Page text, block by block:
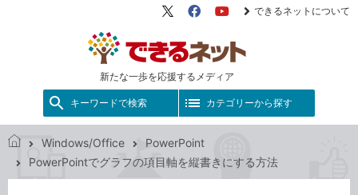
新たな一歩を応援するメディア
X（旧
FacebookYouTube
できるネットについて
キーワードで検索 カテゴリーから探す
で
Windows/Office
PowerPoint
PowerPointでグラフの項目軸を縦書きにする方法